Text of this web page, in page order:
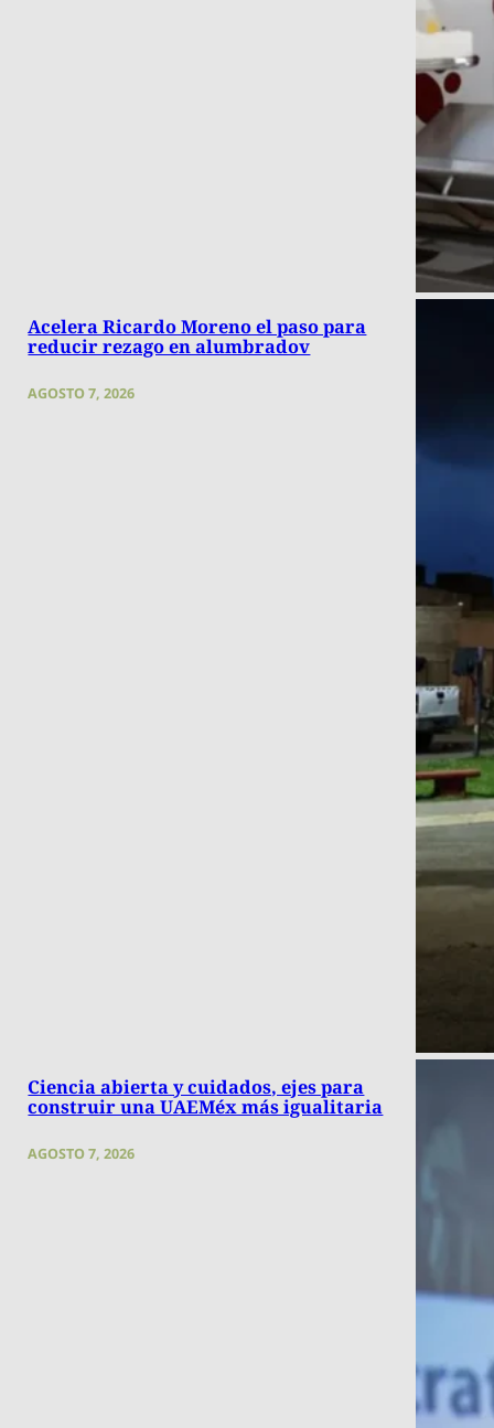
Acelera Ricardo Moreno el paso para
reducir rezago en alumbradov
AGOSTO 7, 2026
Ciencia abierta y cuidados, ejes para
construir una UAEMéx más igualitaria
AGOSTO 7, 2026